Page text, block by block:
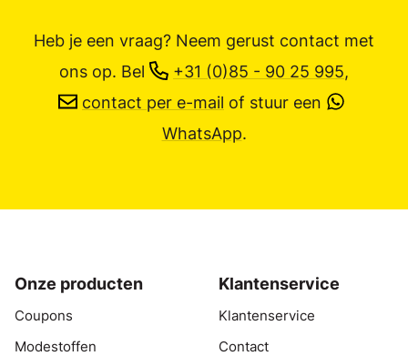
Heb je een vraag? Neem gerust contact met
ons op. Bel +31 (0)85 - 90 25 995,
contact per e-mail of stuur een
WhatsApp.
Onze producten
Coupons
Modestoffen
Klantenservice
Klantenservice
Contact